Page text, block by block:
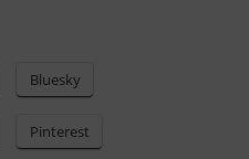
Bluesky
Pinterest